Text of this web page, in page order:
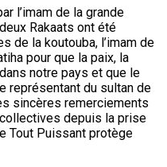
l’imam de la grande
Rakaats ont été
de la koutouba, l’imam de
pour que la paix, la
notre pays et que le
représentant du sultan de
sincères remerciements
depuis la prise
Tout Puissant protège